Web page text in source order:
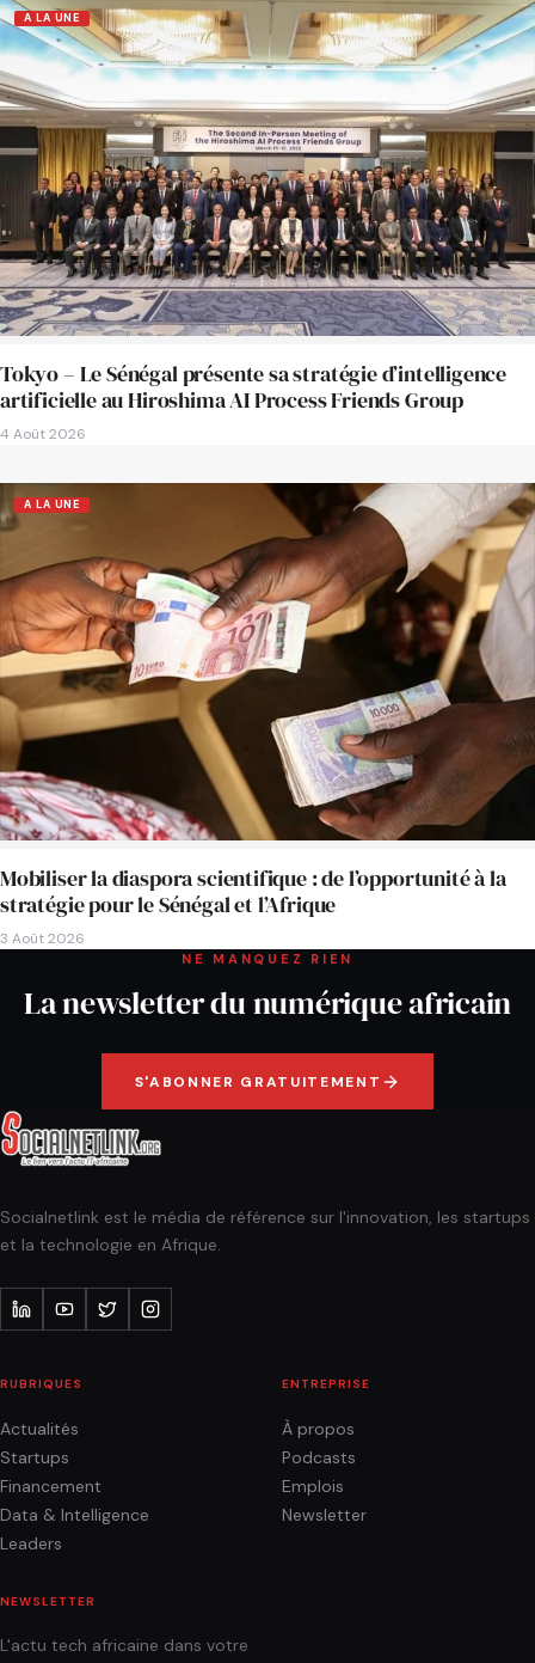
A LA UNE
Tokyo – Le Sénégal présente sa stratégie d’intelligence
artificielle au Hiroshima AI Process Friends Group
4 Août 2026
A LA UNE
Mobiliser la diaspora scientifique : de l’opportunité à la
stratégie pour le Sénégal et l’Afrique
3 Août 2026
NE MANQUEZ RIEN
La newsletter du numérique africain
S'ABONNER GRATUITEMENT
Socialnetlink est le média de référence sur l'innovation, les startups
et la technologie en Afrique.
RUBRIQUES
Actualités
Startups
Financement
Data & Intelligence
Leaders
ENTREPRISE
À propos
Podcasts
Emplois
Newsletter
NEWSLETTER
L'actu tech africaine dans votre